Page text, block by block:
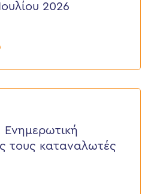
2026
Eνημερωτική
τους καταναλωτές